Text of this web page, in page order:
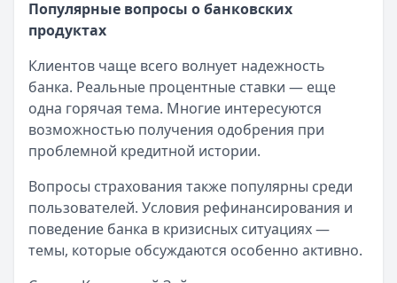
Популярные вопросы о банковских
продуктах
Клиентов чаще всего волнует надежность
банка. Реальные процентные ставки — еще
одна горячая тема. Многие интересуются
возможностью получения одобрения при
проблемной кредитной истории.
Вопросы страхования также популярны среди
пользователей. Условия рефинансирования и
поведение банка в кризисных ситуациях —
темы, которые обсуждаются особенно активно.